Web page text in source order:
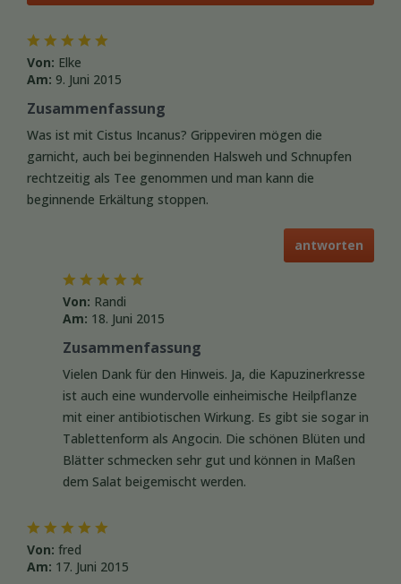
Von: Elke
Am: 9. Juni 2015
Zusammenfassung
Was ist mit Cistus Incanus? Grippeviren mögen die
garnicht, auch bei beginnenden Halsweh und Schnupfen
rechtzeitig als Tee genommen und man kann die
beginnende Erkältung stoppen.
antworten
Von: Randi
Am: 18. Juni 2015
Zusammenfassung
Vielen Dank für den Hinweis. Ja, die Kapuzinerkresse
ist auch eine wundervolle einheimische Heilpflanze
mit einer antibiotischen Wirkung. Es gibt sie sogar in
Tablettenform als Angocin. Die schönen Blüten und
Blätter schmecken sehr gut und können in Maßen
dem Salat beigemischt werden.
Von: fred
Am: 17. Juni 2015